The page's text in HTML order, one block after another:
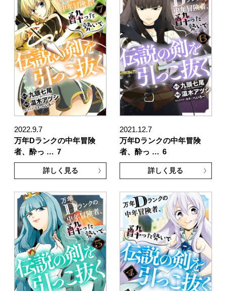
2022.9.7
万年Dランクの中年冒険
者、酔っ … 7
詳しく見る
2021.12.7
万年Dランクの中年冒険
者、酔っ … 6
詳しく見る